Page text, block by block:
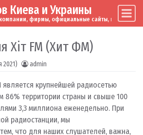
Киева и Украины
компании, фирмы, официальные сайты, мировые
Хіт FM (Хит ФМ)
2021) admin
является крупнейшей радиосетью
86% территории страны и свыше 100
3,3 миллиона еженедельно. При
радиостанции, мы
что для наших слушателей, важна,